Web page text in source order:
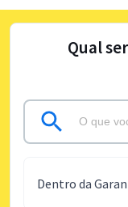
Qual
Dentro da